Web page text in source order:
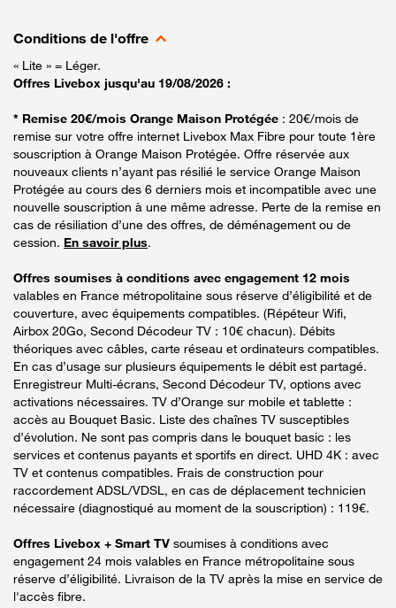
Conditions de l'offre
« Lite » = Léger.
Offres Livebox jusqu'au 19/08/2026 :
* Remise 20€/mois Orange Maison Protégée : 20€/mois de
remise sur votre offre internet Livebox Max Fibre pour toute 1ère
souscription à Orange Maison Protégée. Offre réservée aux
nouveaux clients n’ayant pas résilié le service Orange Maison
Protégée au cours des 6 derniers mois et incompatible avec une
nouvelle souscription à une même adresse. Perte de la remise en
cas de résiliation d’une des offres, de déménagement ou de
cession. En savoir plus.
Offres soumises à conditions avec engagement 12 mois
valables en France métropolitaine sous réserve d’éligibilité et de
couverture, avec équipements compatibles. (Répéteur Wifi,
Airbox 20Go, Second Décodeur TV : 10€ chacun). Débits
théoriques avec câbles, carte réseau et ordinateurs compatibles.
En cas d’usage sur plusieurs équipements le débit est partagé.
Enregistreur Multi-écrans, Second Décodeur TV, options avec
activations nécessaires. TV d’Orange sur mobile et tablette :
accès au Bouquet Basic. Liste des chaînes TV susceptibles
d’évolution. Ne sont pas compris dans le bouquet basic : les
services et contenus payants et sportifs en direct. UHD 4K : avec
TV et contenus compatibles. Frais de construction pour
raccordement ADSL/VDSL, en cas de déplacement technicien
nécessaire (diagnostiqué au moment de la souscription) : 119€.
Offres Livebox + Smart TV soumises à conditions avec
engagement 24 mois valables en France métropolitaine sous
réserve d’éligibilité. Livraison de la TV après la mise en service de
l'accès fibre.